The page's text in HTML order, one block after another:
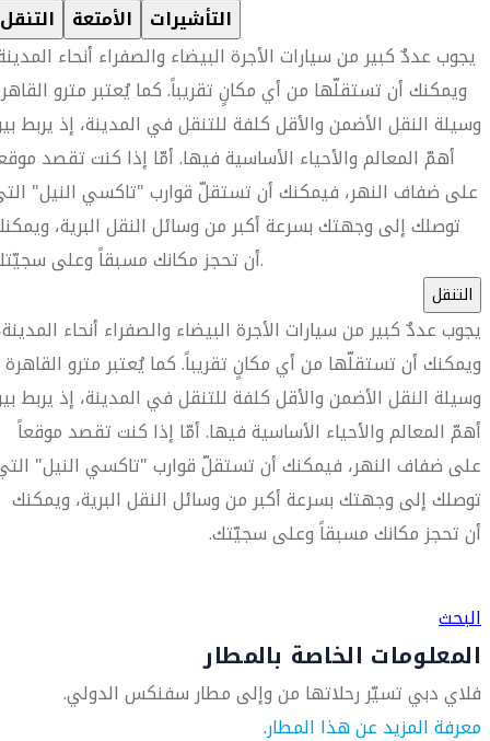
التنقل الأمتعة التأشيرات
يجوب عددٌ كبير من سيارات الأجرة البيضاء والصفراء أنحاء
ويمكنك أن تستقلّها من أي مكانٍ تقريباً. كما يُعتبر مترو
وسيلة النقل الأضمن والأقل كلفة للتنقل في المدينة، إذ يربط
أهمّ المعالم والأحياء الأساسية فيها. أمّا إذا كنت تقصد
على ضفاف النهر، فيمكنك أن تستقلّ قوارب "تاكسي النيل"
توصلك إلى وجهتك بسرعة أكبر من وسائل النقل البرية،
أن تحجز مكانك مسبقاً وعلى سجيّتك.
التنقل
يجوب عددٌ كبير من سيارات الأجرة البيضاء والصفراء أنحاء
ويمكنك أن تستقلّها من أي مكانٍ تقريباً. كما يُعتبر مترو القاهرة
وسيلة النقل الأضمن والأقل كلفة للتنقل في المدينة، إذ يربط
أهمّ المعالم والأحياء الأساسية فيها. أمّا إذا كنت تقصد موقعاً
على ضفاف النهر، فيمكنك أن تستقلّ قوارب "تاكسي النيل"
توصلك إلى وجهتك بسرعة أكبر من وسائل النقل البرية، ويمكنك
أن تحجز مكانك مسبقاً وعلى سجيّتك.
البحث
المعلومات الخاصة بالمطار
فلاي دبي تسيّر رحلاتها من وإلى مطار سفنكس الدولي.
معرفة المزيد عن هذا المطار.